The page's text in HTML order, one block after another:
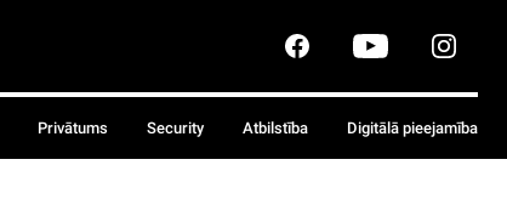
Privātums Security Atbilstība Digitālā pieejamība